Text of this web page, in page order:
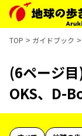
TOP ガイドブック
(6ページ
OKS、D-